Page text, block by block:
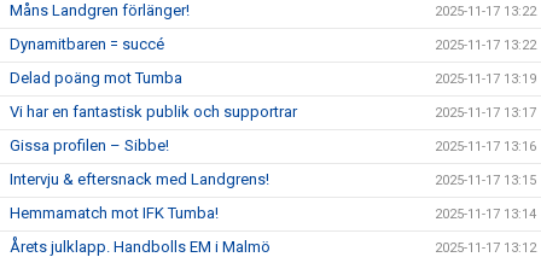
Måns Landgren förlänger! 2025-11-17 13:22
Dynamitbaren = succé 2025-11-17 13:22
Delad poäng mot Tumba 2025-11-17 13:19
Vi har en fantastisk publik och supportrar 2025-11-17 13:17
Gissa profilen – Sibbe! 2025-11-17 13:16
Intervju & eftersnack med Landgrens! 2025-11-17 13:15
Hemmamatch mot IFK Tumba! 2025-11-17 13:14
Årets julklapp. Handbolls EM i Malmö 2025-11-17 13:12